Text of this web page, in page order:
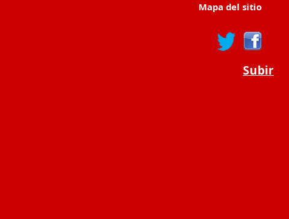
Mapa del sitio
Subir